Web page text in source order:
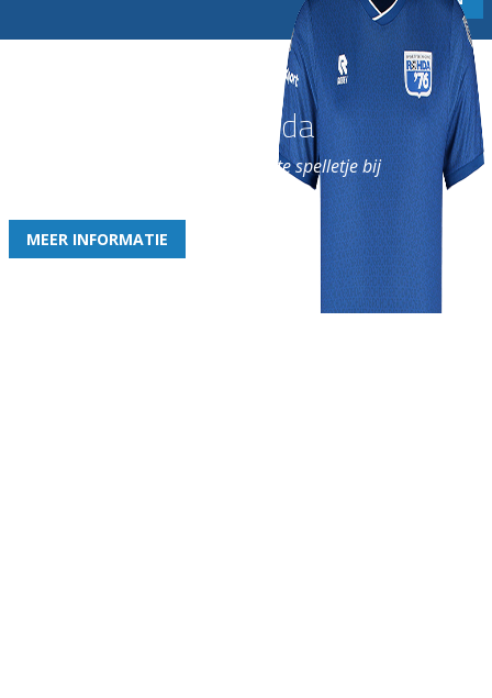
Word nu lid van Rohda
en geniet iedere week van het leukste spelletje bij
MEER INFORMATIE